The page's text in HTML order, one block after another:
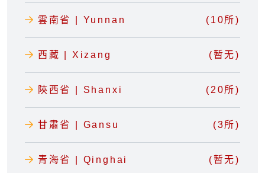
雲南省 | Yunnan (10所)
西藏 | Xizang (暂无)
陝西省 | Shanxi (20所)
甘肅省 | Gansu (3所)
青海省 | Qinghai (暂无)